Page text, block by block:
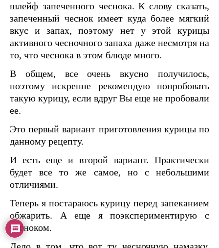
шлейф запеченного чеснока. К слову сказать,
запеченный чеснок имеет куда более мягкий
вкус и запах, поэтому нет у этой курицы
активного чесночного запаха даже несмотря на
то, что чеснока в этом блюде много.
В общем, все очень вкусно получилось,
поэтому искренне рекомендую попробовать
такую курицу, если вдруг Вы еще не пробовали
ее.
Это первый вариант приготовления курицы по
данному рецепту.
И есть еще и второй вариант. Практически
будет все то же самое, но с небольшими
отличиями.
Теперь я постараюсь курицу перед запеканием
обжарить. А еще я поэкспериментирую с
чесноком.